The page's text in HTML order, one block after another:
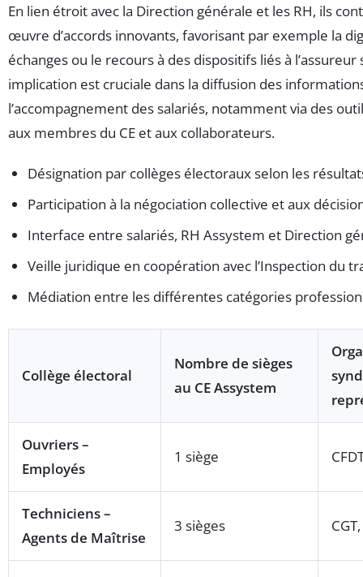
En lien étroit avec la Direction générale et les RH, ils
œuvre d’accords innovants, favorisant par exemple la
échanges ou le recours à des dispositifs liés à
implication est cruciale dans la diffusion des
l’accompagnement des salariés, notamment via des
aux membres du CE et aux collaborateurs.
Désignation par collèges électoraux selon les
Participation à la négociation collective et aux
Interface entre salariés, RH Assystem et Direction
Veille juridique en coopération avec l’Inspection du
Médiation entre les différentes catégories
Collège électoral
Nombre de sièges
au CE Assystem
Ouvriers –
Employés
1 siège
Techniciens –
Agents de Maîtrise
3 sièges